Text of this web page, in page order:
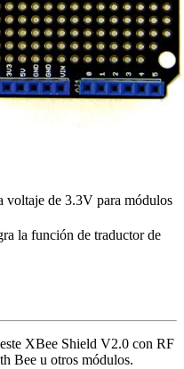
voltaje de 3.3V para módulos
la función de traductor de
XBee Shield V2.0 con RF
Bee u otros módulos.